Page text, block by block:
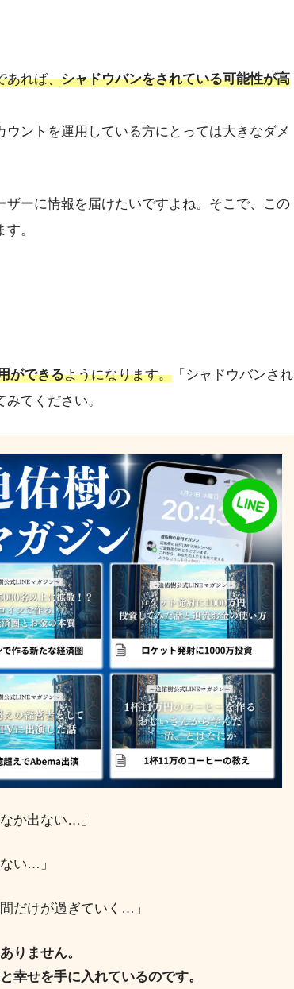
あれば、シャドウバンをされている可能性が高
ントを運用している方にとっては大きなダメ
ーに情報を届けたいですよね。そこで、この
。
ができるようになります。 「シャドウバンされ
てください。
か出ない…」
い…」
だけが過ぎていく…」
りません。
幸せを手に入れているのです。